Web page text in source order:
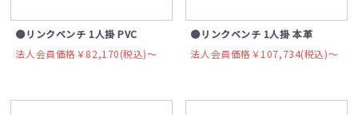
●リンクベンチ 1人掛 PVC
法人会員価格￥82,170(税込)〜
●リンクベンチ 1人掛 本革
法人会員価格￥107,734(税込)〜